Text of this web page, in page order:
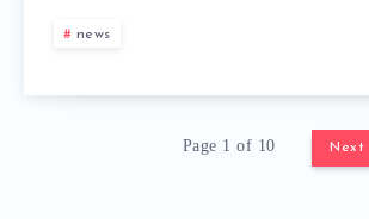
news
Page 1 of 10 Next